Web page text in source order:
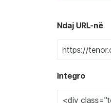
Ndaj URL-në
Integro